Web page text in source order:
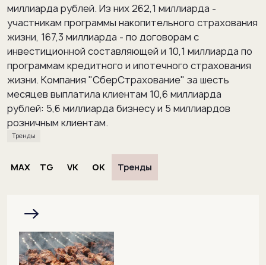
миллиарда рублей. Из них 262,1 миллиарда -
участникам программы накопительного страхования
жизни, 167,3 миллиарда - по договорам с
инвестиционной составляющей и 10,1 миллиарда по
программам кредитного и ипотечного страхования
жизни. Компания "СберСтрахование" за шесть
месяцев выплатила клиентам 10,6 миллиарда
рублей: 5,6 миллиарда бизнесу и 5 миллиардов
розничным клиентам.
Тренды
MAX TG VK OK Тренды